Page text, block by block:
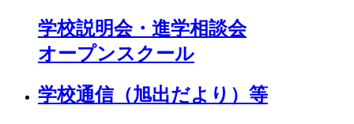
学校説明会・進学相談会
オープンスクール
学校通信（旭出だより）等